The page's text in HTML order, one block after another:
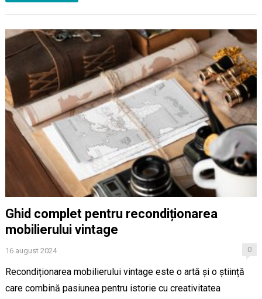
Ghid complet pentru recondiționarea
mobilierului vintage
16 august 2024 0
Recondiționarea mobilierului vintage este o artă și o știință
care combină pasiunea pentru istorie cu creativitatea